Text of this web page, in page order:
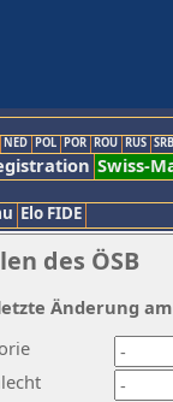
NED POL POR ROU RUS SRB
Swiss-
Elo FIDE
des ÖSB
Änderung